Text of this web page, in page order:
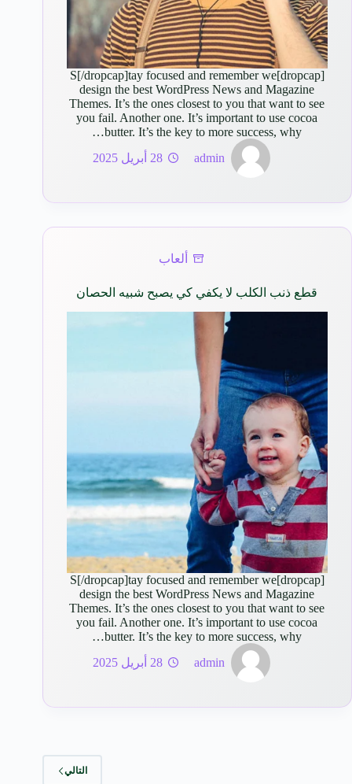
[dropcap]S[/dropcap]tay focused and remember we
design the best WordPress News and Magazine
Themes. It’s the ones closest to you that want to see
you fail. Another one. It’s important to use cocoa
butter. It’s the key to more success, why…
admin
28 أبريل 2025
ألعاب
قطع ذنب الكلب لا يكفي كي يصبح شبيه الحصان
[dropcap]S[/dropcap]tay focused and remember we
design the best WordPress News and Magazine
Themes. It’s the ones closest to you that want to see
you fail. Another one. It’s important to use cocoa
butter. It’s the key to more success, why…
admin
28 أبريل 2025
التالي